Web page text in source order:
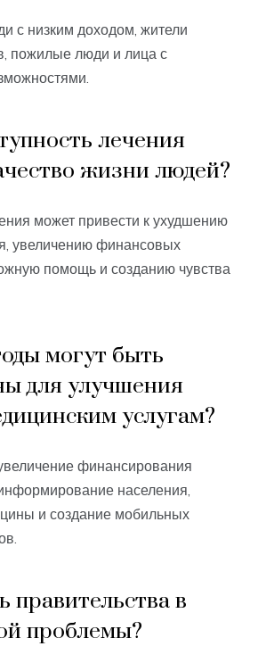
с низким доходом, жители
пожилые люди и лица с
лечения
жизни людей?
может привести к ухудшению
увеличению финансовых
помощь и созданию чувства
могут быть
для улучшения
услугам?
финансирования
населения,
и создание мобильных
правительства в
проблемы?